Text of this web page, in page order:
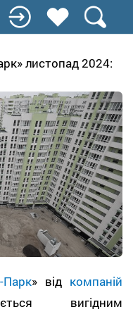
листопад 2024:
Парк» від компаній
вигідним